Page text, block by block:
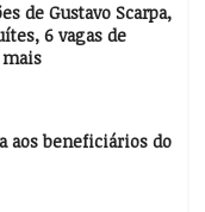
de Gustavo Scarpa,
6 vagas de
aos beneficiários do